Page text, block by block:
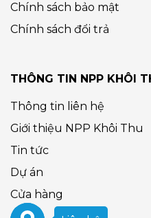
Chính sách bảo mật
Chính sách đổi trả
THÔNG TIN NPP KHÔI
Thông tin liên hệ
Giới thiệu NPP Khôi Thu
Tin tức
Dự án
Cửa hàng